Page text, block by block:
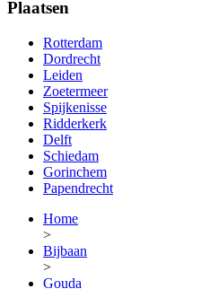
Plaatsen
Rotterdam
Dordrecht
Leiden
Zoetermeer
Spijkenisse
Ridderkerk
Delft
Schiedam
Gorinchem
Papendrecht
Home
>
Bijbaan
>
Gouda